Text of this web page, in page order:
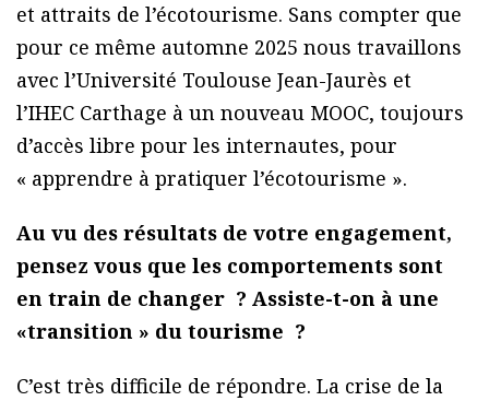
et attraits de l’écotourisme. Sans compter que
pour ce même automne 2025 nous travaillons
avec l’Université Toulouse Jean-Jaurès et
l’IHEC Carthage à un nouveau MOOC, toujours
d’accès libre pour les internautes, pour
« apprendre à pratiquer l’écotourisme ».
Au vu des résultats de votre engagement,
pensez vous que les comportements sont
en train de changer ? Assiste-t-on à une
«transition » du tourisme ?
C’est très difficile de répondre. La crise de la